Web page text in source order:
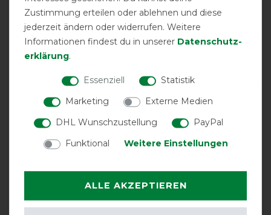
34
product experience
Positive
97.06%
2.94%
Negative
0%
Zustimmung erteilen oder ablehnen und diese
jederzeit ändern oder widerrufen. Weitere
Informationen findest du in unserer Daten­schutz­
erklärung.
Essenziell
Statistik
Marketing
Externe Medien
DHL Wunschzustellung
PayPal
Funktional
Weitere Einstellungen
ALLE AKZEPTIEREN